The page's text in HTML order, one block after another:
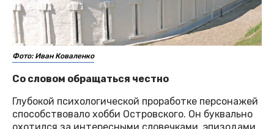
Фото: Иван Коваленко
Со словом обращаться честно
Глубокой психологической проработке персонажей
способствовало хобби Островского. Он буквально